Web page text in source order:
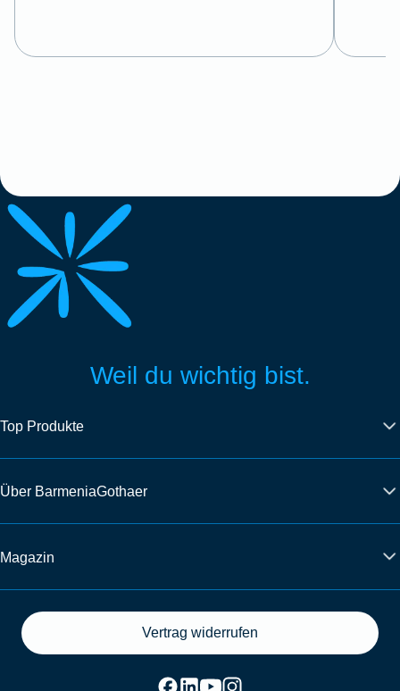
Weil du wichtig bist.
Top Produkte
Über BarmeniaGothaer
Magazin
Vertrag widerrufen